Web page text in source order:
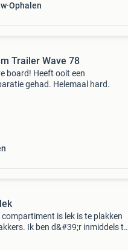
Ophalen
Trailer Wave 78
board! Heeft ooit een
gehad. Helemaal hard.
is lek is te plakken
Ik ben d&#39;r inmiddels te